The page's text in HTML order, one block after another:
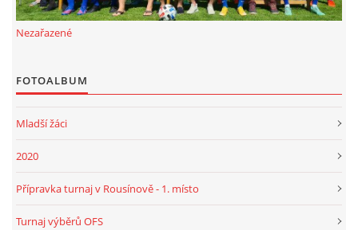
Nezařazené
FOTOALBUM
Mladší žáci
2020
Přípravka turnaj v Rousínově - 1. místo
Turnaj výběrů OFS